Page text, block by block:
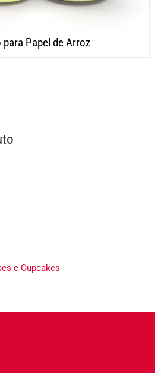
Papel de Arroz
e Cupcakes